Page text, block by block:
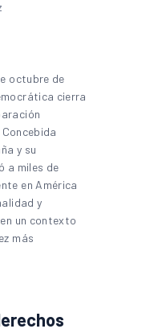
octubre de
cierra
y su
a miles de
en América
y
un contexto
más